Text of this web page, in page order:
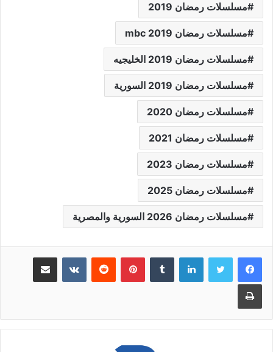
مسلسلات رمضان 2019
مسلسلات رمضان 2019 mbc
مسلسلات رمضان 2019 الخليجيه
مسلسلات رمضان 2019 السورية
مسلسلات رمضان 2020
مسلسلات رمضان 2021
مسلسلات رمضان 2023
مسلسلات رمضان 2025
مسلسلات رمضان 2026 السورية والمصرية
لينكدإن بينتيريست مشاركة عبر البريد
طباعة